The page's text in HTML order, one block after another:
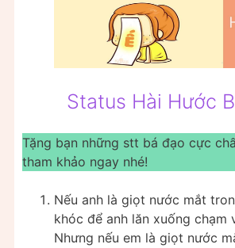
Status Hài Hước
Tặng bạn những stt bá đạo cực
tham khảo ngay nhé!
Nếu anh là giọt nước mắt
khóc để anh lăn xuống chạm
Nhưng nếu em là giọt nước